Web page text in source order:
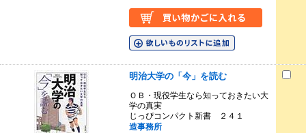
明治大学の「今」を読む
ＯＢ・現役学生なら知っておきたい大
学の真実
じっぴコンパクト新書 ２４１
造事務所